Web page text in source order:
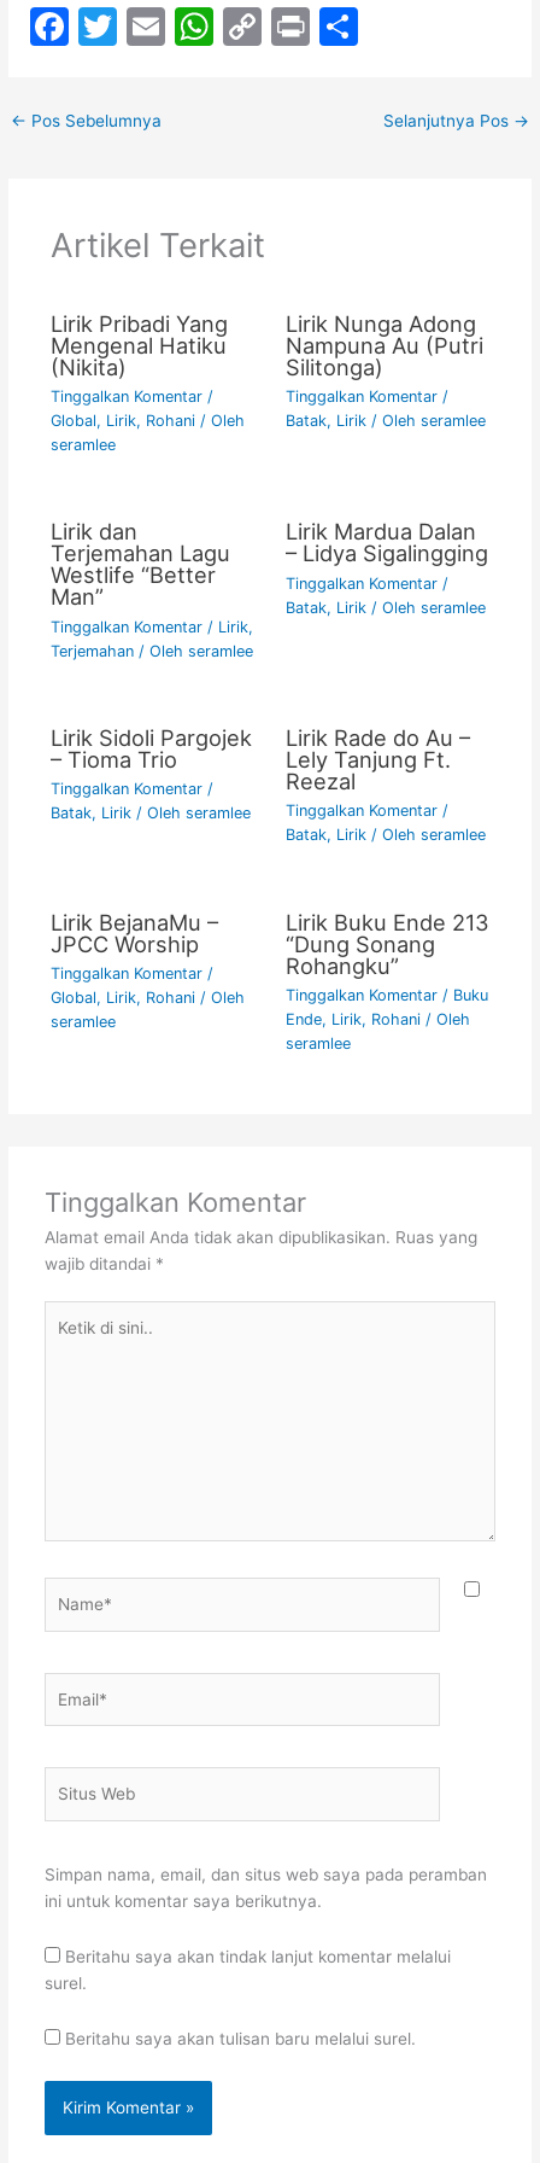
F
c
e
o
T
er
E
W
p
C
k
Pr
ar
← Pos Sebelumnya Selanjutnya Pos →
Artikel Terkait
Lirik Pribadi Yang
Mengenal Hatiku
(Nikita)
Tinggalkan Komentar /
Global, Lirik, Rohani/ Oleh
seramlee
Lirik Nunga Adong
Nampuna Au (Putri
Silitonga)
Tinggalkan Komentar /
Batak, Lirik/ Oleh seramlee
Lirik dan
Terjemahan Lagu
Westlife “Better
Man”
Tinggalkan Komentar / Lirik,
Terjemahan/ Oleh seramlee
Lirik Mardua Dalan
– Lidya Sigalingging
Tinggalkan Komentar /
Batak, Lirik/ Oleh seramlee
Lirik Sidoli Pargojek
– Tioma Trio
Tinggalkan Komentar /
Batak, Lirik/ Oleh seramlee
Lirik Rade do Au –
Lely Tanjung Ft.
Reezal
Tinggalkan Komentar /
Batak, Lirik/ Oleh seramlee
Lirik BejanaMu –
JPCC Worship
Tinggalkan Komentar /
Global, Lirik, Rohani/ Oleh
seramlee
Lirik Buku Ende 213
“Dung Sonang
Rohangku”
Tinggalkan Komentar / Buku
Ende, Lirik, Rohani/ Oleh
seramlee
Tinggalkan Komentar
Alamat email Anda tidak akan dipublikasikan. Ruas yang
wajib ditandai *
Web
Simpan nama, email, dan situs web saya pada peramban
ini untuk komentar saya berikutnya.
Beritahu saya akan tindak lanjut komentar melalui
surel.
Beritahu saya akan tulisan baru melalui surel.